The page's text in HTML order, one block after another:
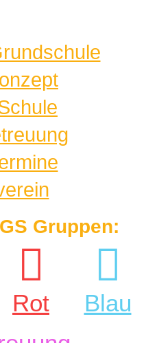
Gruppen:
Rot
Blau